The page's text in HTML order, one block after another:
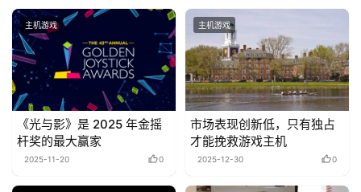
主机游戏
《光与影》是 2025 年金摇
杆奖的最大赢家
2025-11-20 0
主机游戏
市场表现创新低，只有独占
才能挽救游戏主机
2025-12-30 0